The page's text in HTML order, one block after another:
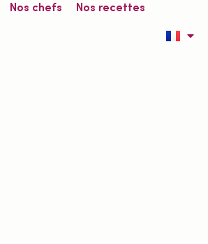
Nos chefs Nos recettes